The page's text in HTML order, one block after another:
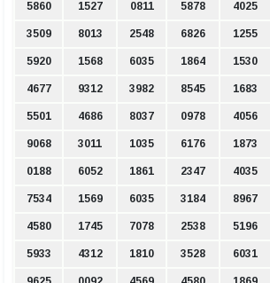
5860 1527 0811 5878 4025
3509 8013 2548 6826 1255
5920 1568 6035 1864 1530
4677 9312 3982 8545 1683
5501 4686 8037 0978 4056
9068 3011 1035 6176 1873
0188 6052 1861 2347 4035
7534 1569 6035 3184 8967
4580 1745 7078 2538 5196
5933 4312 1810 3528 6031